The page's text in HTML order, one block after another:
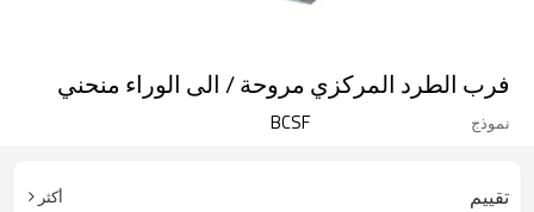
فرب الطرد المركزي مروحة / الى الوراء منحني
نموذج BCSF
تقييم أكثر